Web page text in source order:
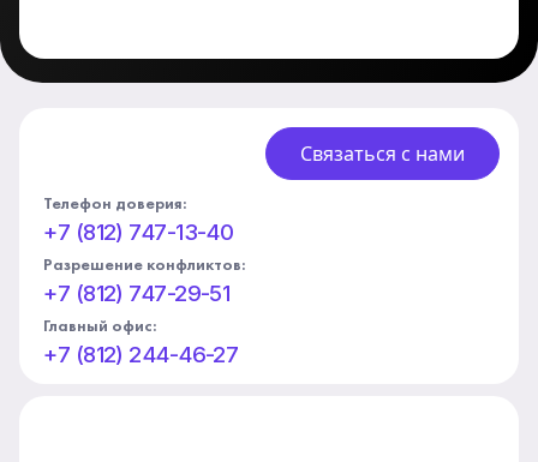
Связаться с нами
Телефон доверия:
+7 (812) 747-13-40
Разрешение конфликтов:
+7 (812) 747-29-51
Главный офис:
+7 (812) 244-46-27